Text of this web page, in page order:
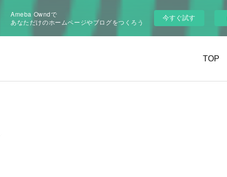
Ameba Owndで
あなただけのホームページやブログをつくろう
今すぐ試す
TOP